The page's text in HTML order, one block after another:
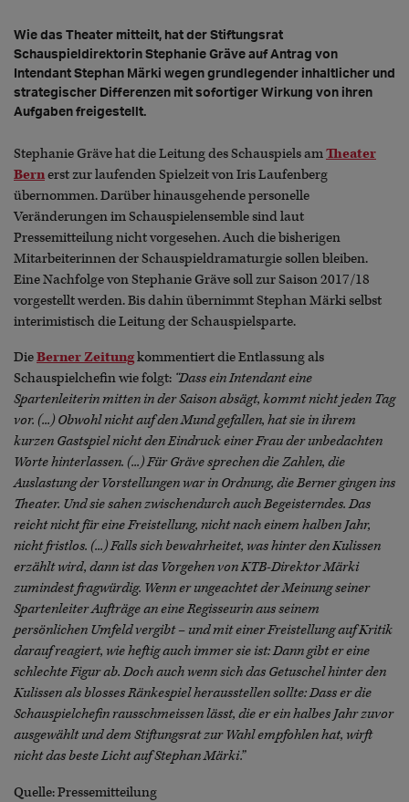
Wie das Theater mitteilt, hat der Stiftungsrat
Schauspieldirektorin Stephanie Gräve auf Antrag von
Intendant Stephan Märki wegen grundlegender inhaltlicher und
strategischer Differenzen mit sofortiger Wirkung von ihren
Aufgaben freigestellt.
Stephanie Gräve hat die Leitung des Schauspiels amTheater
Bernerst zur laufenden Spielzeit von Iris Laufenberg
übernommen. Darüber hinausgehende personelle
Veränderungen im Schauspielensemble sind laut
Pressemitteilung nicht vorgesehen. Auch die bisherigen
Mitarbeiterinnen der Schauspieldramaturgie sollen bleiben.
Eine Nachfolge von Stephanie Gräve soll zur Saison 2017/18
vorgestellt werden. Bis dahin übernimmt Stephan Märki selbst
interimistisch die Leitung der Schauspielsparte.
DieBerner Zeitungkommentiert die Entlassung als
Schauspielchefin wie folgt: “Dass ein Intendant eine
Spartenleiterin mitten in der Saison absägt, kommt nicht jeden Tag
vor. (...) Obwohl nicht auf den Mund gefallen, hat sie in ihrem
kurzen Gastspiel nicht den Eindruck einer Frau der unbedachten
Worte hinterlassen. (...) Für Gräve sprechen die Zahlen, die
Auslastung der Vorstellungen war in Ordnung, die Berner gingen ins
Theater. Und sie sahen zwischendurch auch Begeisterndes. Das
reicht nicht für eine Freistellung, nicht nach einem halben Jahr,
nicht fristlos. (...) Falls sich bewahrheitet, was hinter den Kulissen
erzählt wird, dann ist das Vorgehen von KTB-Direktor Märki
zumindest fragwürdig. Wenn er ungeachtet der Meinung seiner
Spartenleiter Aufträge an eine Regisseurin aus seinem
persönlichen Umfeld vergibt – und mit einer Freistellung auf Kritik
darauf reagiert, wie heftig auch immer sie ist: Dann gibt er eine
schlechte Figur ab. Doch auch wenn sich das Getuschel hinter den
Kulissen als blosses Ränkespiel herausstellen sollte: Dass er die
Schauspielchefin rausschmeissen lässt, die er ein halbes Jahr zuvor
ausgewählt und dem Stiftungsrat zur Wahl empfohlen hat, wirft
nicht das beste Licht auf Stephan Märki.”
Quelle: Pressemitteilung